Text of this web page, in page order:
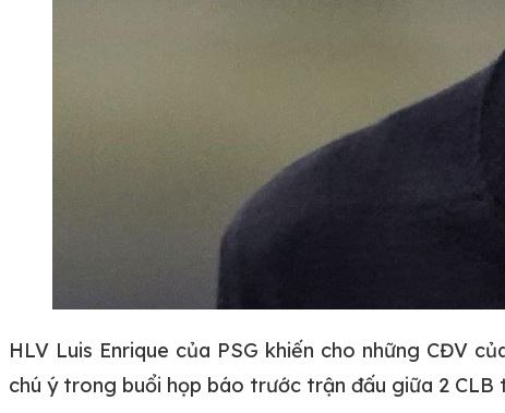
HLV Luis Enrique của PSG khiến cho những CĐV
chú ý trong buổi họp báo trước trận đấu giữa 2 CLB